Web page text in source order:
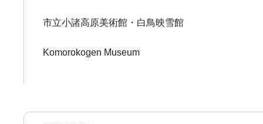
市立小諸高原美術館・白鳥映雪館
Komorokogen Museum